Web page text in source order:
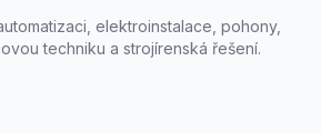
elektroinstalace, pohony,
techniku a strojírenská řešení.